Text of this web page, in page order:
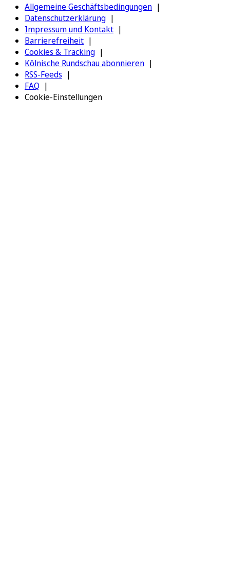
Allgemeine Geschäftsbedingungen
Datenschutzerklärung
Impressum und Kontakt
Barrierefreiheit
Cookies & Tracking
Kölnische Rundschau abonnieren
RSS-Feeds
FAQ
Cookie-Einstellungen